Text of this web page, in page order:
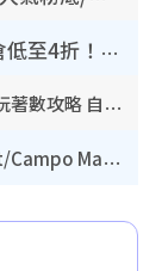
開倉優惠｜尖沙咀名牌行李箱開倉低至4折！一連5日 American Tourister/ace./Hallmark $200起！
【8月生日優惠2026】全港85大食買玩著數攻略 自助餐/火鍋放題同行免費＋誠品/DONKI送現金券
開倉優惠｜銅鑼灣時代廣場Doughnut/Campo Marzio開倉低至1折！背囊、書包、手袋劈價$200起